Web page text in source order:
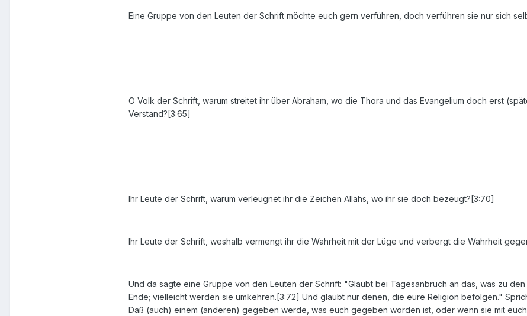
Eine Gruppe von den Leuten der Schrift möchte euch gern verführen, doch verführen sie nur sich
O Volk der Schrift, warum streitet ihr über Abraham, wo die Thora und das Evangelium doch erst
Verstand?[3:65]
Ihr Leute der Schrift, warum verleugnet ihr die Zeichen Allahs, wo ihr sie doch bezeugt?[3:70]
Ihr Leute der Schrift, weshalb vermengt ihr die Wahrheit mit der Lüge und verbergt die Wahrheit
Und da sagte eine Gruppe von den Leuten der Schrift: "Glaubt bei Tagesanbruch an das, was zu
Ende; vielleicht werden sie umkehren.[3:72] Und glaubt nur denen, die eure Religion befolgen."
Daß (auch) einem (anderen) gegeben werde, was euch gegeben worden ist, oder wenn sie mit